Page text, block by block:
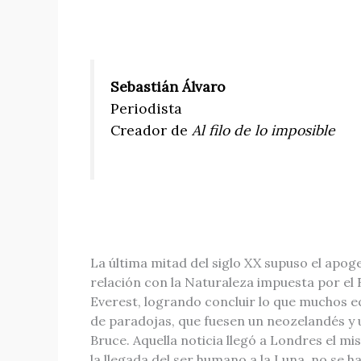
Sebastián Álvaro
Periodista
Creador de Al filo de lo imposible
La última mitad del siglo XX supuso el
relación con la Naturaleza impuesta por
Everest, logrando concluir lo que muchos
de paradojas, que fuesen un neozelandés
Bruce. Aquella noticia llegó a Londres el